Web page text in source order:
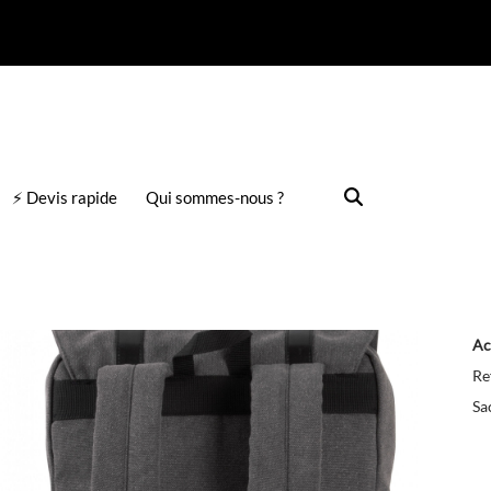
⚡ Devis rapide Qui sommes-nous ?